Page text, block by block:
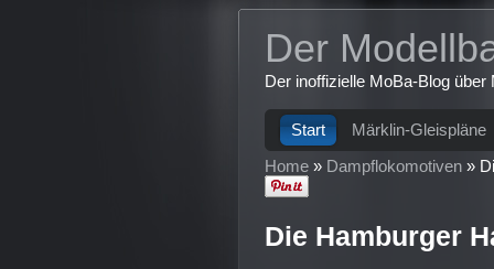
Der
Der inoffizielle MoBa-Blog
Start
Märklin-Gleispläne
Home » Dampflokomotiven »
Die Hamburger